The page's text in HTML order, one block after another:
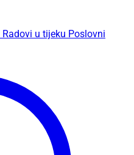
Radovi u tijeku Poslovni